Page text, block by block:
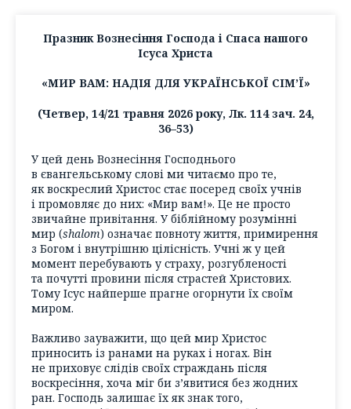
Празник Вознесіння Господа і Спаса нашого
Ісуса Христа
«МИР ВАМ: НАДІЯ ДЛЯ УКРАЇНСЬКОЇ СІМ’Ї»
(Четвер, 14/21 травня 2026 року, Лк. 114 зач. 24,
36–53)
У цей день Вознесіння Господнього
в євангельському слові ми читаємо про те,
як воскреслий Христос стає посеред своїх учнів
і промовляє до них: «Мир вам!». Це не просто
звичайне привітання. У біблійному розумінні
мир (shalom) означає повноту життя, примирення
з Богом і внутрішню цілісність. Учні ж у цей
момент перебувають у страху, розгубленості
та почутті провини після страстей Христових.
Тому Ісус найперше прагне огорнути їх своїм
миром.
Важливо зауважити, що цей мир Христос
приносить із ранами на руках і ногах. Він
не приховує слідів своїх страждань після
воскресіння, хоча міг би з’явитися без жодних
ран. Господь залишає їх як знак того,